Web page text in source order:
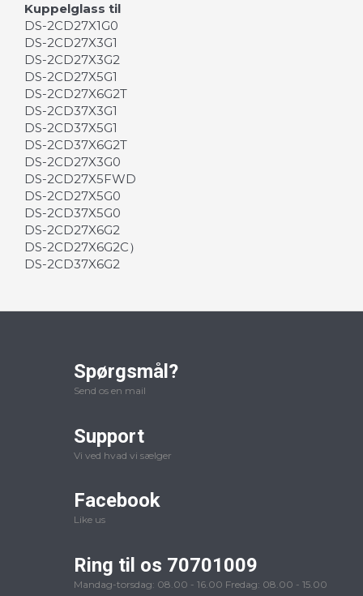
Kuppelglass til
DS-2CD27X1G0
DS-2CD27X3G1
DS-2CD27X3G2
DS-2CD27X5G1
DS-2CD27X6G2T
DS-2CD37X3G1
DS-2CD37X5G1
DS-2CD37X6G2T
DS-2CD27X3G0
DS-2CD27X5FWD
DS-2CD27X5G0
DS-2CD37X5G0
DS-2CD27X6G2
DS-2CD27X6G2C）
DS-2CD37X6G2
Spørgsmål?
Send os en mail
Support
Vi ved hvad vi sælger
Facebook
Like us
Ring til os 70701009
Mandag-torsdag: 08.00 - 16.00 Fredag: 08.00 - 15.00